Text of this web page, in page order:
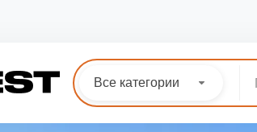
Все категории